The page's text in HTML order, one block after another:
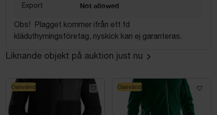
Export Not allowed
Obs! Plagget kommer ifrån ett fd
kläduthyrningsföretag, nyskick kan ej garanteras.
Liknande objekt på auktion just nu
Oanvänd Oanvänd